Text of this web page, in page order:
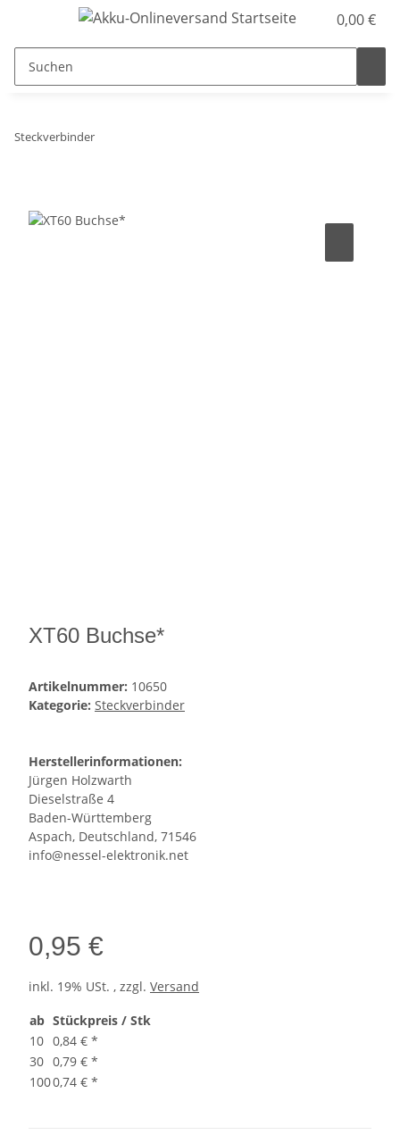
0,00 €
Steckverbinder
XT60 Buchse*
Artikelnummer: 10650
Kategorie: Steckverbinder
Herstellerinformationen:
Jürgen Holzwarth
Dieselstraße 4
Baden-Württemberg
Aspach, Deutschland, 71546
info@nessel-elektronik.net
0,95 €
inkl. 19% USt. , zzgl. Versand
ab Stückpreis / Stk
10 0,84 € *
30 0,79 € *
1000,74 € *